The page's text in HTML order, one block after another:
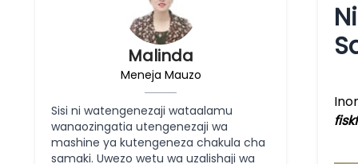
Malinda
Meneja Mauzo
Sisi ni watengenezaji wataalamu
wanaozingatia utengenezaji wa
mashine ya kutengeneza chakula cha
samaki. Uwezo wetu wa uzalishaji wa